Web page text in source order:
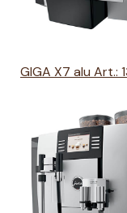
GIGA X7 alu Art.: